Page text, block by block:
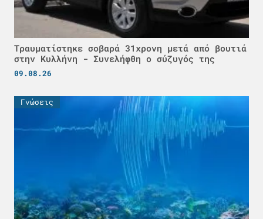
Τραυματίστηκε σοβαρά 31χρονη μετά από βουτιά
στην Κυλλήνη - Συνελήφθη ο σύζυγός της
09.08.26
Γνώσεις